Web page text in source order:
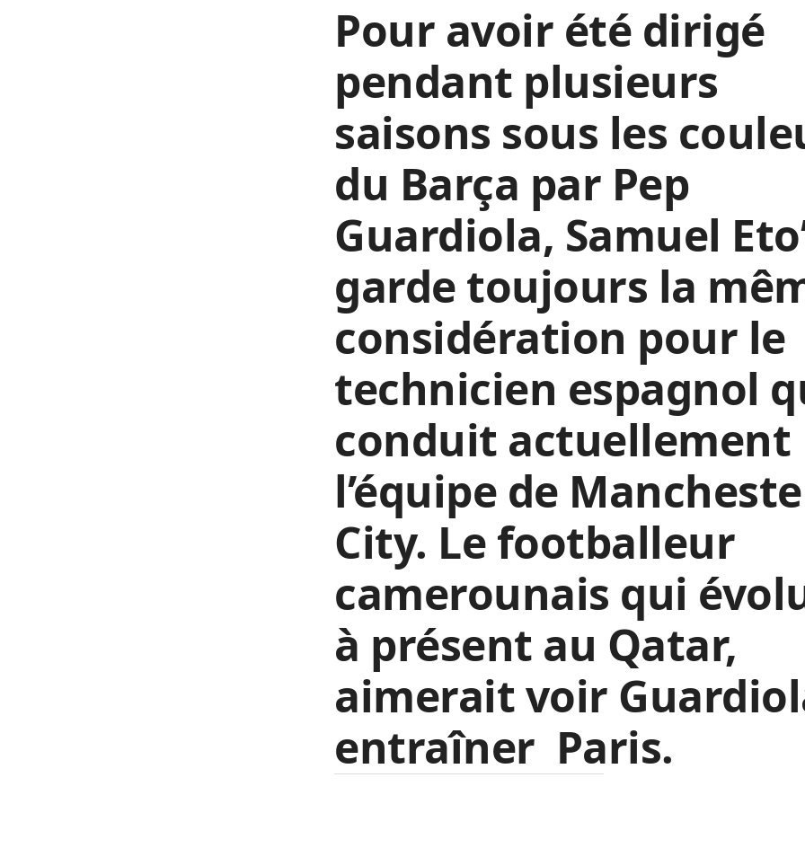
Pour avoir été dirigé
pendant plusieurs
saisons sous les
du Barça par Pep
Guardiola, Samuel
garde toujours la
considération pour le
technicien espagnol
conduit actuellement
l’équipe de
City. Le footballeur
camerounais qui
à présent au Qatar,
aimerait voir
entraîner Paris.